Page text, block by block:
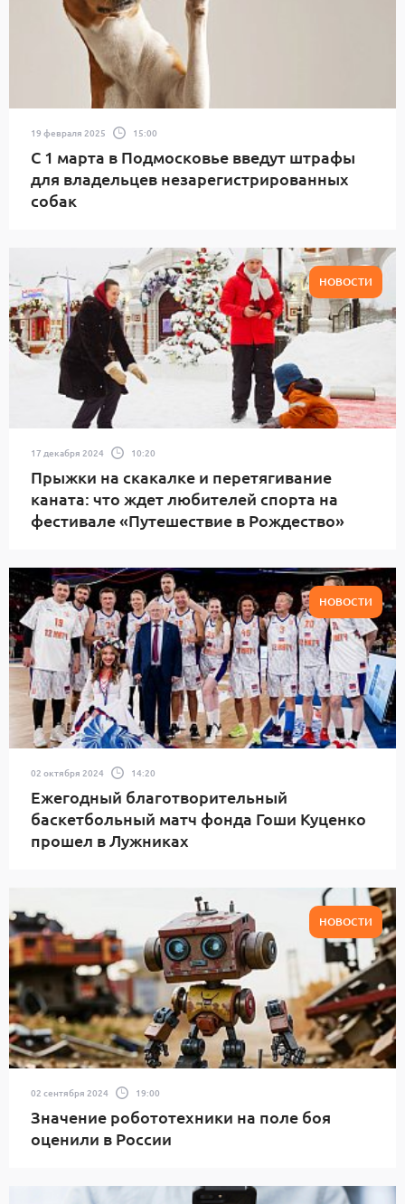
19 февраля 2025 15:00
С 1 марта в Подмосковье введут штрафы
для владельцев незарегистрированных
собак
НОВОСТИ
17 декабря 2024 10:20
Прыжки на скакалке и перетягивание
каната: что ждет любителей спорта на
фестивале «Путешествие в Рождество»
НОВОСТИ
02 октября 2024 14:20
Ежегодный благотворительный
баскетбольный матч фонда Гоши Куценко
прошел в Лужниках
НОВОСТИ
02 сентября 2024 19:00
Значение робототехники на поле боя
оценили в России